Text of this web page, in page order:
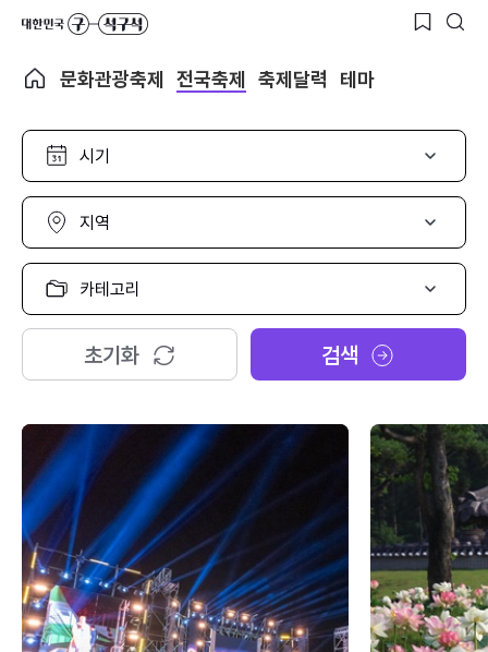
문화관광축제 전국축제 축제달력 테마
시
선
택
지
선
택
카
고
리
택
초기화 검색